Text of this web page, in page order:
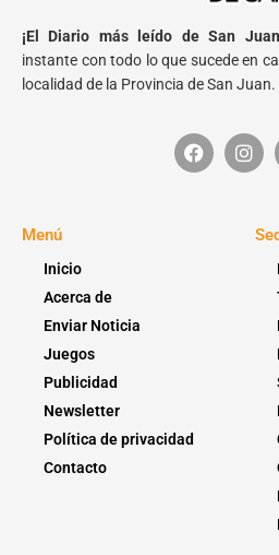
¡El Diario más leído de San
instante con todo lo que sucede en
localidad de la Provincia de San Juan.
Menú
Inicio
Acerca de
Enviar Noticia
Juegos
Publicidad
Newsletter
Política de privacidad
Contacto